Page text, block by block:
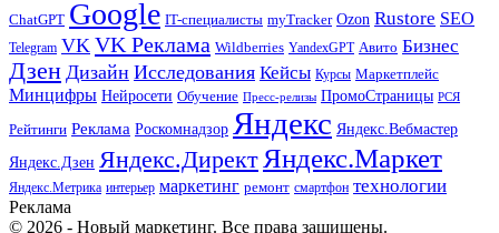
ChatGPT Google IT-специалисты myTracker Ozon Rustore SEO
Telegram VK VK Реклама Wildberries YandexGPT Авито Бизнес
Дзен Дизайн Исследования Кейсы Курсы Маркетплейс
Минцифры Нейросети Обучение Пресс-релизы ПромоСтраницы РСЯ
Рейтинги Реклама Роскомнадзор Яндекс Яндекс.Вебмастер
Яндекс.Дзен Яндекс.ДиректЯндекс.Маркет
Яндекс.Метрика интерьер маркетинг ремонт смартфон технологии
Реклама
© 2026 - Новый маркетинг. Все права защищены.